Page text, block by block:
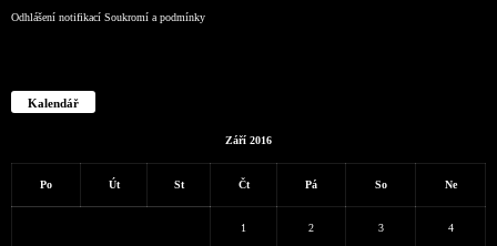
Odhlášení notifikací Soukromí a podmínky
Kalendář
Září 2016
Po Út St Čt Pá So Ne
1 2 3 4